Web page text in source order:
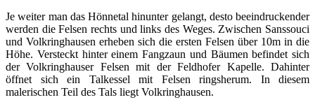
Je weiter man das Hönnetal hinunter gelangt, desto beeindruckender
werden die Felsen rechts und links des Weges. Zwischen Sanssouci
und Volkringhausen erheben sich die ersten Felsen über 10m in die
Höhe. Versteckt hinter einem Fangzaun und Bäumen befindet sich
der Volkringhauser Felsen mit der Feldhofer Kapelle. Dahinter
öffnet sich ein Talkessel mit Felsen ringsherum. In diesem
malerischen Teil des Tals liegt Volkringhausen.